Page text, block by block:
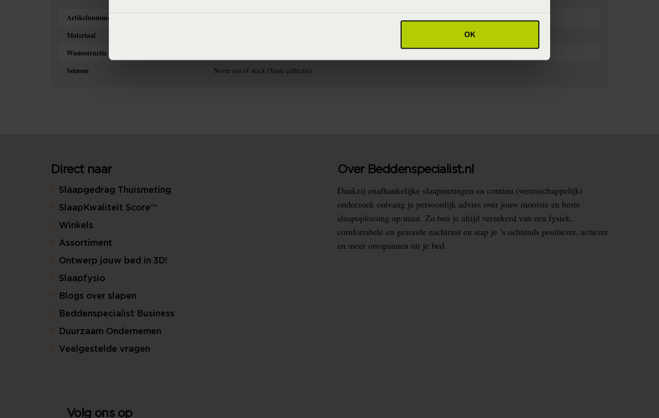
OK
Artikelnummer
Materiaal
Wasinstructie
Seizoen Never out of stock (Vaste collectie)
Direct naar
Slaapgedrag Thuismeting
SlaapKwaliteit Score™
Winkels
Assortiment
Ontwerp jouw bed in 3D!
Slaapfysio
Blogs over slapen
Beddenspecialist Business
Duurzaam Ondernemen
Veelgestelde vragen
Over Beddenspecialist.nl
Dankzij onafhankelijke slaapmetingen en continu (wetenschappelijk)
onderzoek ontvang je persoonlijk advies over jouw mooiste en beste
slaapoplossing op maat. Zo ben je altijd verzekerd van een fysiek,
comfortabele en gezonde nachtrust en stap je ’s ochtends positiever, actiever
en meer ontspannen uit je bed.
Volg ons op